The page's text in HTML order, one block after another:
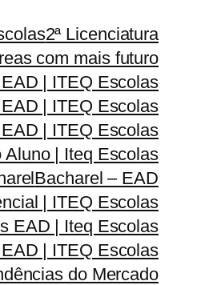
2ª Licenciatura
com mais futuro
| ITEQ Escolas
| ITEQ Escolas
| ITEQ Escolas
| Iteq Escolas
Bacharel – EAD
| ITEQ Escolas
EAD | Iteq Escolas
| ITEQ Escolas
do Mercado